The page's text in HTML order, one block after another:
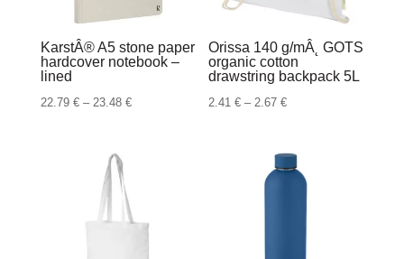
KarstÂ® A5 stone paper
hardcover notebook –
lined
22.79 € – 23.48 €Raspon
23.48 €
Orissa 140 g/mÂ˛ GOTS
organic cotton
drawstring backpack 5L
2.41€ – 2.67€Raspon
2.41 €